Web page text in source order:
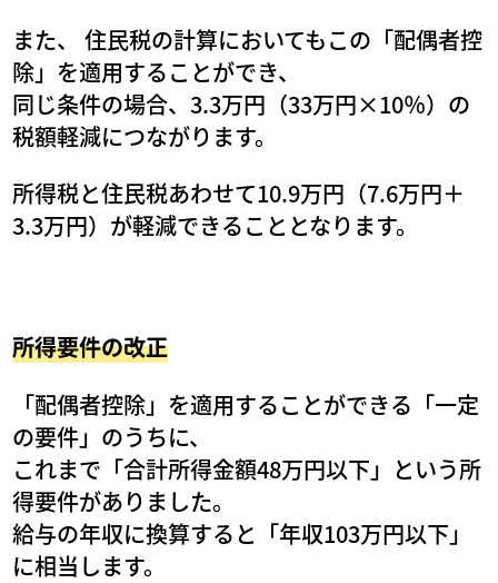
また、 住民税の計算においてもこの「配偶者控
除」を適用することができ、
同じ条件の場合、3.3万円（33万円×10％）の
税額軽減につながります。
所得税と住民税あわせて10.9万円（7.6万円＋
3.3万円）が軽減できることとなります。
所得要件の改正
「配偶者控除」を適用することができる「一定
の要件」のうちに、
これまで「合計所得金額48万円以下」という所
得要件がありました。
給与の年収に換算すると「年収103万円以下」
に相当します。